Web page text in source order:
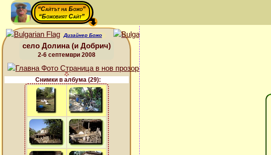
“Сайтът на Божо”
“Божовият Сайт”
Дизайнер Божо
село Долина (и Добрич)
2-6 септември 2008
Снимки в албума (29):